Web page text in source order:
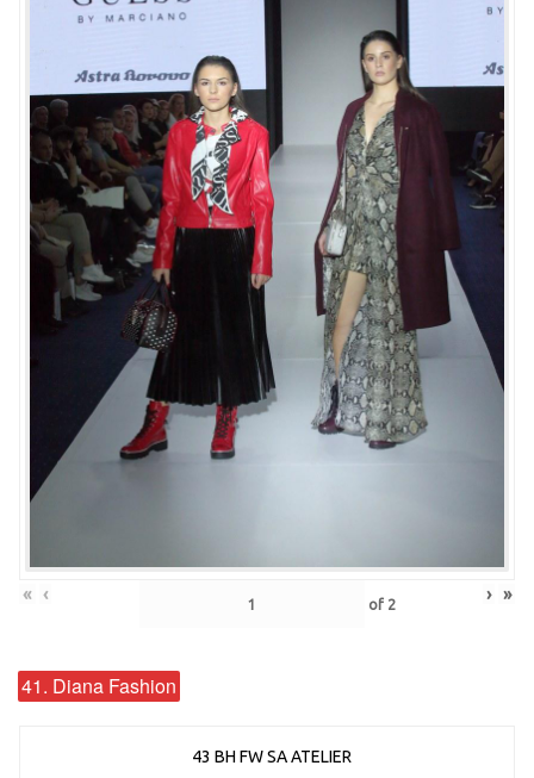
« ‹ of 2 › »
41. Diana Fashion
43 BH FW SA ATELIER